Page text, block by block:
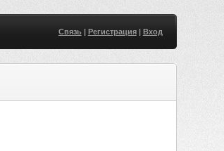
Связь| Регистрация| Вход